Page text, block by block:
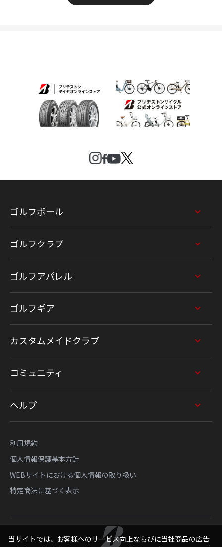
ゴルフボール
ゴルフクラブ
ゴルフアパレル
ゴルフギア
カスタムメイドクラブ
コミュニティ
ヘルプ
利用規約
個人情報保護基本方針
WEBサイトにおける個人情報の取り扱い
特定商法に基づく表示
当サイトでは、お客様へのサービス向上ならびに当社商品の広告